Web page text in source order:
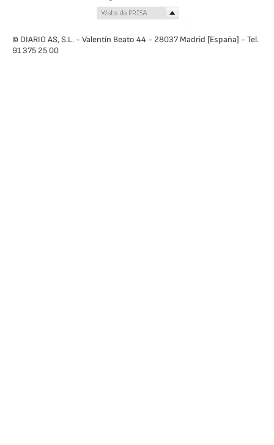
© DIARIO AS, S.L. - Valentín Beato 44 - 28037 Madrid [España] - Tel.
91 375 25 00